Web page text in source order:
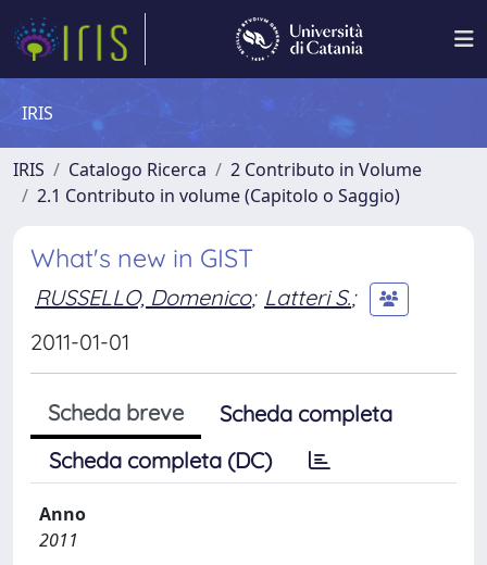
IRIS
IRIS Catalogo Ricerca
2 Contributo in Volume
2.1 Contributo in volume (Capitolo o Saggio)
What's new in GIST
RUSSELLO, Domenico; Latteri S.;
2011-01-01
Scheda breve
Scheda completa
Scheda completa (DC)
Anno
2011